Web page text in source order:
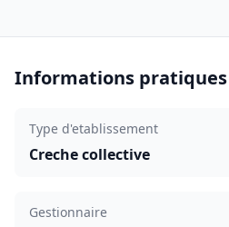
Informations pratiques
Type d'etablissement
Creche collective
Gestionnaire